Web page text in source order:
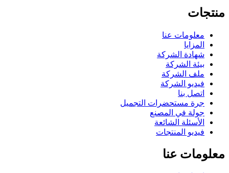
منتجات
معلومات عنا
المزايا
شهادة الشركة
بيئة الشركة
ملف الشركة
فيديو الشركة
اتصل بنا
جرة مستحضرات التجميل
جولة في المصنع
الأسئلة الشائعة
فيديو المنتجات
معلومات عنا